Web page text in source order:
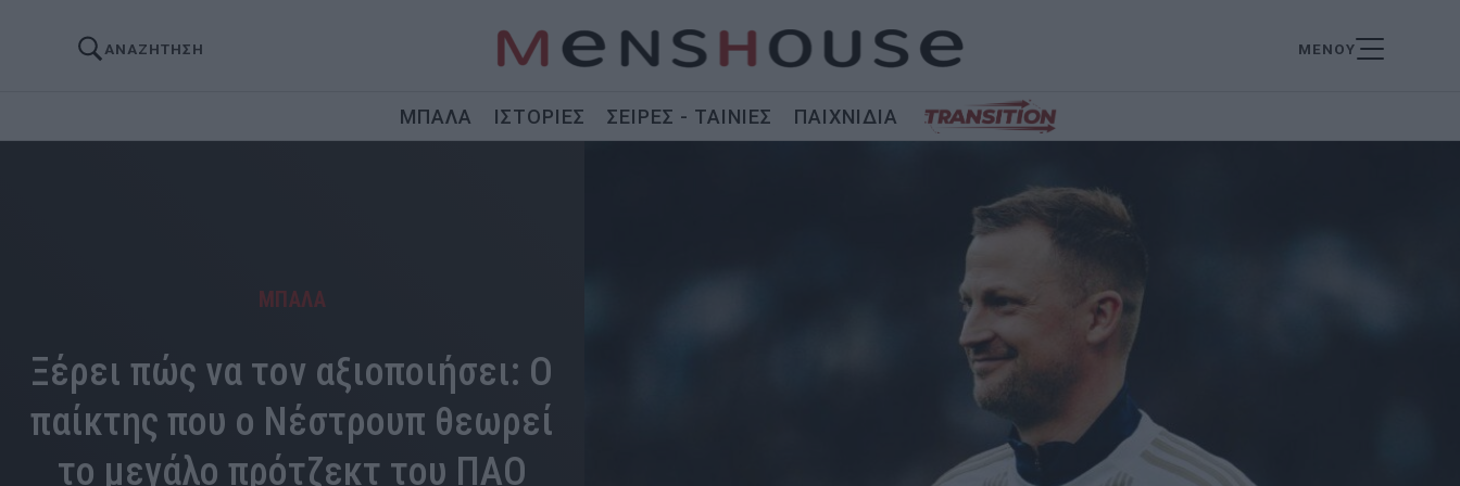
ΑΝΑΖΗΤΗΣΗ ΜΕΝΟΥ
ΜΠΑΛΑ ΙΣΤΟΡΙΕΣ ΣΕΙΡΕΣ - ΤΑΙΝΙΕΣ ΠΑΙΧΝΙΔΙΑ
ΜΠΑΛΑ
Ξέρει πώς να τον αξιοποιήσει: Ο
παίκτης που ο Νέστρουπ θεωρεί
το μεγάλο πρότζεκτ του ΠΑΟ